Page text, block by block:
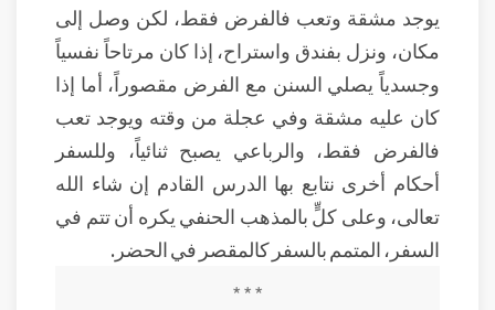
يوجد مشقة وتعب فالفرض فقط، لكن وصل إلى
مكان، ونزل بفندق واستراح، إذا كان مرتاحاً نفسياً
وجسدياً يصلي السنن مع الفرض مقصوراً، أما إذا
كان عليه مشقة وفي عجلة من وقته ويوجد تعب
فالفرض فقط، والرباعي يصبح ثنائياً، وللسفر
أحكام أخرى نتابع بها الدرس القادم إن شاء الله
تعالى، وعلى كلٍّ بالمذهب الحنفي يكره أن تتم في
السفر، المتمم بالسفر كالمقصر في الحضر.
* * *